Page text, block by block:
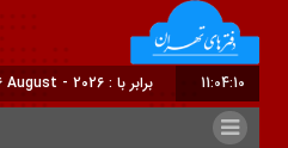
11:04:11 برابر با : Thursday - 6 August - 2026